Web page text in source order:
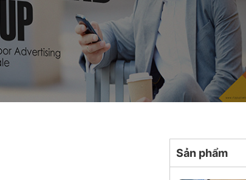
Sản phẩm